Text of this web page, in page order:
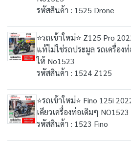
รหัสสินค้า : 1525 Drone
⭐รถเข้าใหม่⭐ Z125 Pro
แท้ไม่ใช่รถประมูล รถเครื่อง
ให้ No1523
รหัสสินค้า : 1524 Z125
⭐รถเข้าใหม่⭐ Fino 125i
เดียวเครื่องท่อเดิมๆ NO1523
รหัสสินค้า : 1523 Fino